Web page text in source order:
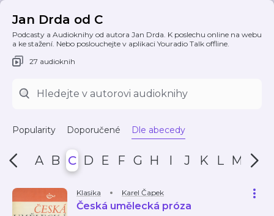
Jan Drda od C
Podcasty a Audioknihy od autora Jan Drda. K poslechu online na webu
a ke stažení. Nebo poslouchejte v aplikaci Youradio Talk offline.
27 audioknih
Popularity Doporučené Dle abecedy
A B C D E F G H I J K L M N
Klasika Karel Čapek
Česká umělecká próza